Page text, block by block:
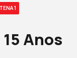
1
15 Anos